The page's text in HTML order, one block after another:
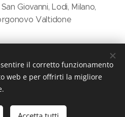
Giovanni, Lodi, Milano,
Valtidone
il corretto funzionamento
web e per offrirti la migliore